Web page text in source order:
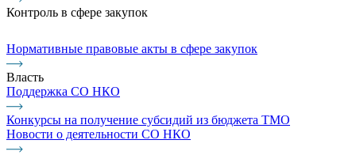
Контроль в сфере закупок
Нормативные правовые акты в сфере закупок
Власть
Поддержка СО НКО
Конкурсы на получение субсидий из бюджета ТМО
Новости о деятельности СО НКО